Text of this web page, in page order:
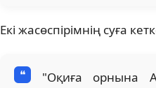
Екі жасөспірімнің суға
"Оқиға орнына